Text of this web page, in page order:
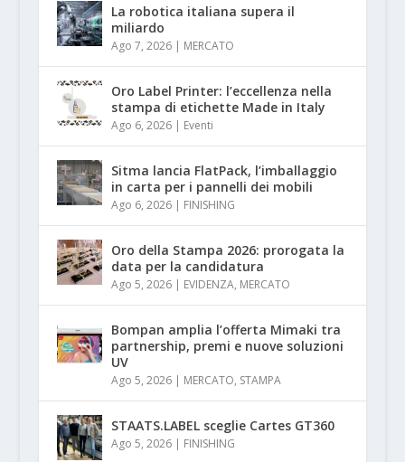
La robotica italiana supera il
miliardo
Ago 7, 2026| MERCATO
Oro Label Printer: l’eccellenza nella
stampa di etichette Made in Italy
Ago 6, 2026| Eventi
Sitma lancia FlatPack, l’imballaggio
in carta per i pannelli dei mobili
Ago 6, 2026| FINISHING
Oro della Stampa 2026: prorogata la
data per la candidatura
Ago 5, 2026| EVIDENZA, MERCATO
Bompan amplia l’offerta Mimaki tra
partnership, premi e nuove soluzioni
UV
Ago 5, 2026| MERCATO, STAMPA
STAATS.LABEL sceglie Cartes GT360
Ago 5, 2026| FINISHING